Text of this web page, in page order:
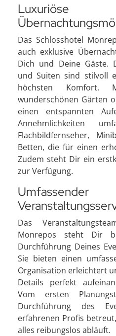
Luxuriöse
Das Schlosshotel
auch exklusive
Dich und Deine Gäste.
und Suiten sind stilvoll
höchsten
wunderschönen Gärten
einen entspannten
Annehmlichkeiten
Flachbildfernseher,
Betten, die für einen
Zudem steht Dir ein
zur Verfügung.
Umfassender
Das
Monrepos steht Dir
Durchführung Deines
Sie bieten einen
Organisation erleichtert
Details perfekt
Vom ersten
Durchführung des
erfahrenen Profis
alles reibungslos abläuft.